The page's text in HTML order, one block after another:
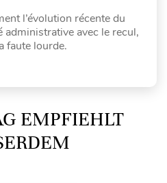
l’évolution récente du
avec le recul,
faute lourde.
EMPFIEHLT